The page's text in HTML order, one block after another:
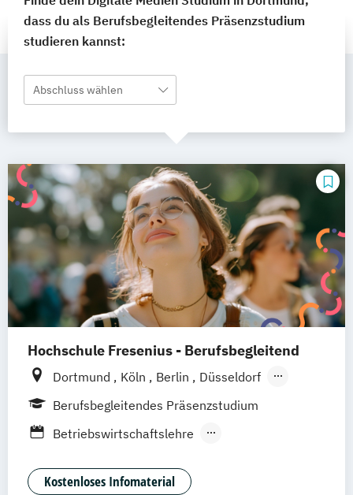
dass du als Berufsbegleitendes Präsenzstudium
studieren kannst:
Abschluss wählen
Hochschule Fresenius - Berufsbegleitend
Dortmund Köln Berlin
Düsseldorf
Frankfurt
Hamburg Idstein
München
Oldenburg Hannover Erfurt
Braunschweig
Berufsbegleitendes Präsenzstudium
Betriebswirtschaftslehre
Marketing
Kostenloses Infomaterial